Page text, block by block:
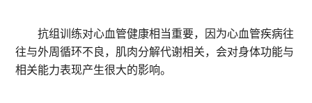
抗组训练对心血管健康相当重要，因为心血管疾病往
往与外周循环不良，肌肉分解代谢相关，会对身体功能与
相关能力表现产生很大的影响。